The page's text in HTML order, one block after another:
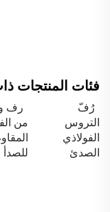
فئات المنتجات
رُفّ
التروس
الفولاذي
الصدئ
رف
من
للصدأ